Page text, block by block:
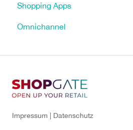
Shopping Apps
Tracking & Analytics
Versand, Zahlungen & Steuern
Omnichannel
Click & Reserve
Click & Collect
Impressum | Datenschutz